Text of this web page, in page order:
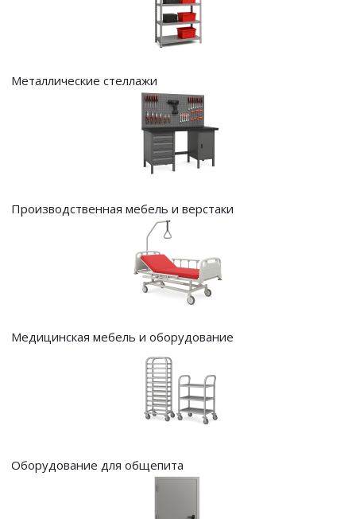
Металлические стеллажи
Производственная мебель и верстаки
Медицинская мебель и оборудование
Оборудование для общепита